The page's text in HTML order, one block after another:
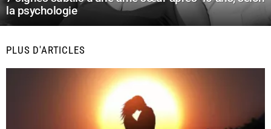
la psychologie
PLUS D'ARTICLES